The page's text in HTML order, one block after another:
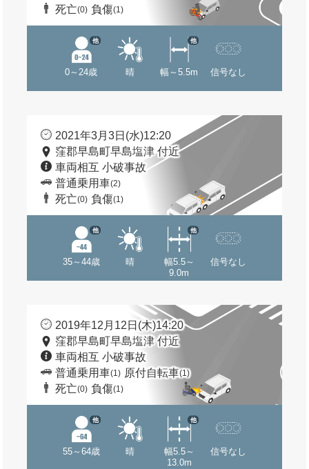
死亡(0) 負傷(1)
0～24歳
他
晴 幅～5.5m
他
信号なし
2021年3月3日(水)12:20
窪郡早島町早島塩津 付近
車両相互 小破事故
普通乗用車(2)
死亡(0) 負傷(1)
35～44歳
他
晴
幅5.5～
9.0m
他
信号なし
2019年12月12日(木)14:20
窪郡早島町早島塩津 付近
車両相互 小破事故
普通乗用車(1) 原付自転車(1)
死亡(0) 負傷(1)
55～64歳
他
晴
幅5.5～
13.0m
他
信号なし